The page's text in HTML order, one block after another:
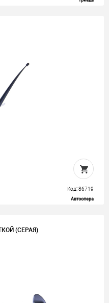
Код: 86719
Автоопера
(СЕРАЯ)